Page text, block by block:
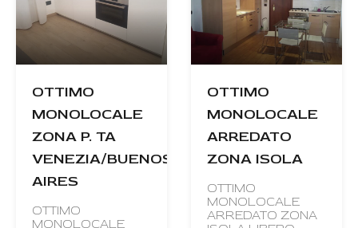
OTTIMO
MONOLOCALE
ZONA P. TA
VENEZIA/BUENOS
AIRES
OTTIMO
MONOLOCALE
OTTIMO
MONOLOCALE
ARREDATO
ZONA ISOLA
OTTIMO
MONOLOCALE
ARREDATO ZONA